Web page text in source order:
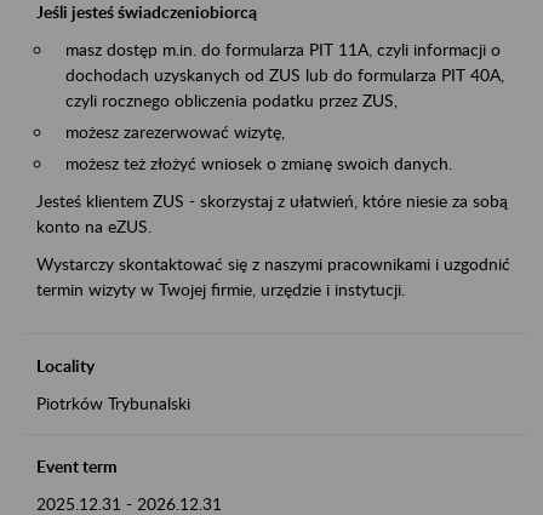
Jeśli jesteś świadczeniobiorcą
masz dostęp m.in. do formularza PIT 11A, czyli informacji o
dochodach uzyskanych od ZUS lub do formularza PIT 40A,
czyli rocznego obliczenia podatku przez ZUS,
możesz zarezerwować wizytę,
możesz też złożyć wniosek o zmianę swoich danych.
Jesteś klientem ZUS - skorzystaj z ułatwień, które niesie za sobą
konto na eZUS.
Wystarczy skontaktować się z naszymi pracownikami i uzgodnić
termin wizyty w Twojej firmie, urzędzie i instytucji.
Locality
Piotrków Trybunalski
Event term
2025.12.31 - 2026.12.31